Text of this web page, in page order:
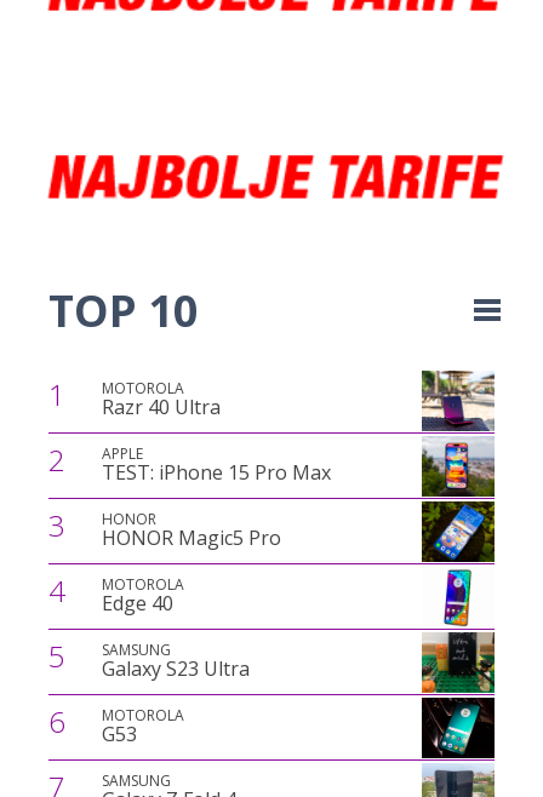
TOP 10
1 MOTOROLA
Razr 40 Ultra
2 APPLE
TEST: iPhone 15 Pro Max
3 HONOR
HONOR Magic5 Pro
4 MOTOROLA
Edge 40
5 SAMSUNG
Galaxy S23 Ultra
6 MOTOROLA
G53
7 SAMSUNG